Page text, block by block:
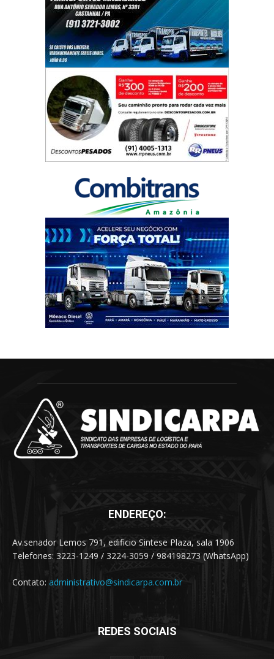
ENDEREÇO:
Av.senador Lemos 791, edificio Sintese Plaza, sala 1906
Telefones: 3223-1249 / 3224-3059 / 984198273 (WhatsApp)
Contato: administrativo@sindicarpa.com.br
REDES SOCIAIS